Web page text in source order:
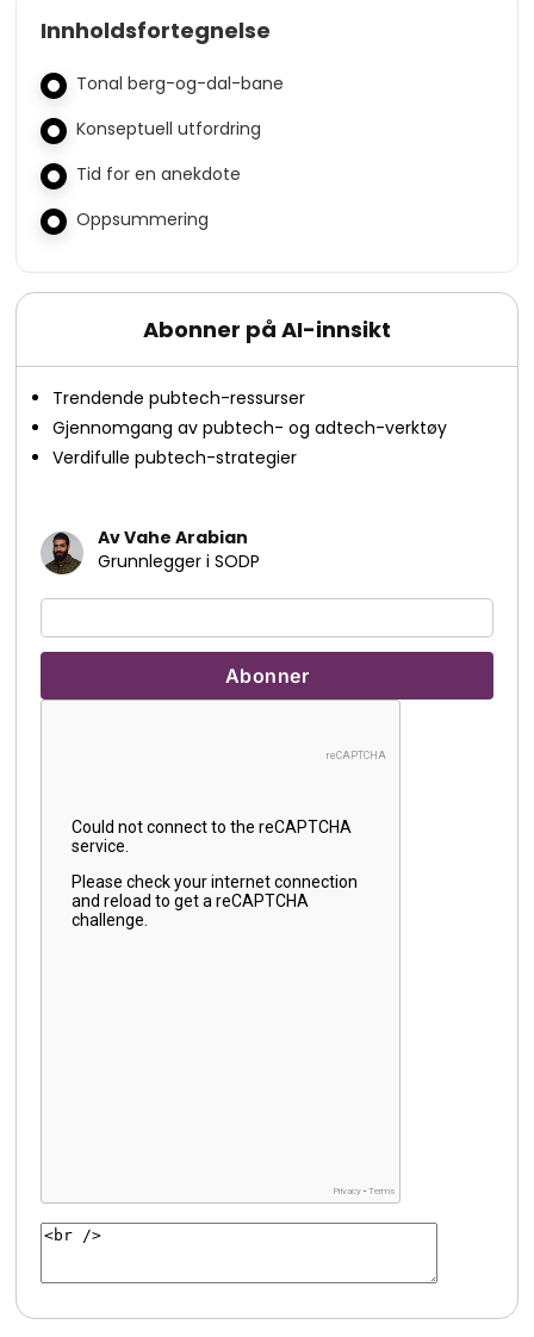
Innholdsfortegnelse
Tonal berg-og-dal-bane
Konseptuell utfordring
Tid for en anekdote
Oppsummering
Abonner på AI-innsikt
Trendende pubtech-ressurser
Gjennomgang av pubtech- og adtech-verktøy
Verdifulle pubtech-strategier
Av Vahe Arabian
Grunnlegger i SODP